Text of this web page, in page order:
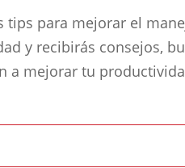
tips para mejorar el
y recibirás consejos,
a mejorar tu